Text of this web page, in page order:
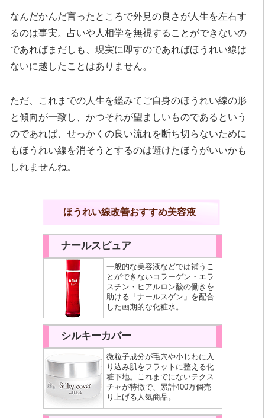
なんだかんだ言ったところで外見の良さが人生を左右す
るのは事実。占いや人相学を無視することができないの
であればまだしも、現実に即すのであればほうれい線は
ないに越したことはありません。
ただ、これまでの人生を鑑みてご自身のほうれい線の形
と傾向が一致し、かつそれが望ましいものであるという
のであれば、せっかくの良い流れを断ち切らないために
もほうれい線を消そうとするのは避けたほうがいいかも
しれませんね。
ほうれい線改善おすすめ美容液
ナールスピュア
一般的な美容液などでは補うこ
とができないコラーゲン・エラ
スチン・ヒアルロン酸の働きを
助ける「ナールスゲン」を配合
した画期的な化粧水。
シルキーカバー
微粒子成分が毛穴や小じわに入
り込み肌をフラットに整える化
粧下地。これまでにないテクス
チャが特徴で、累計400万個売
り上げる人気商品。